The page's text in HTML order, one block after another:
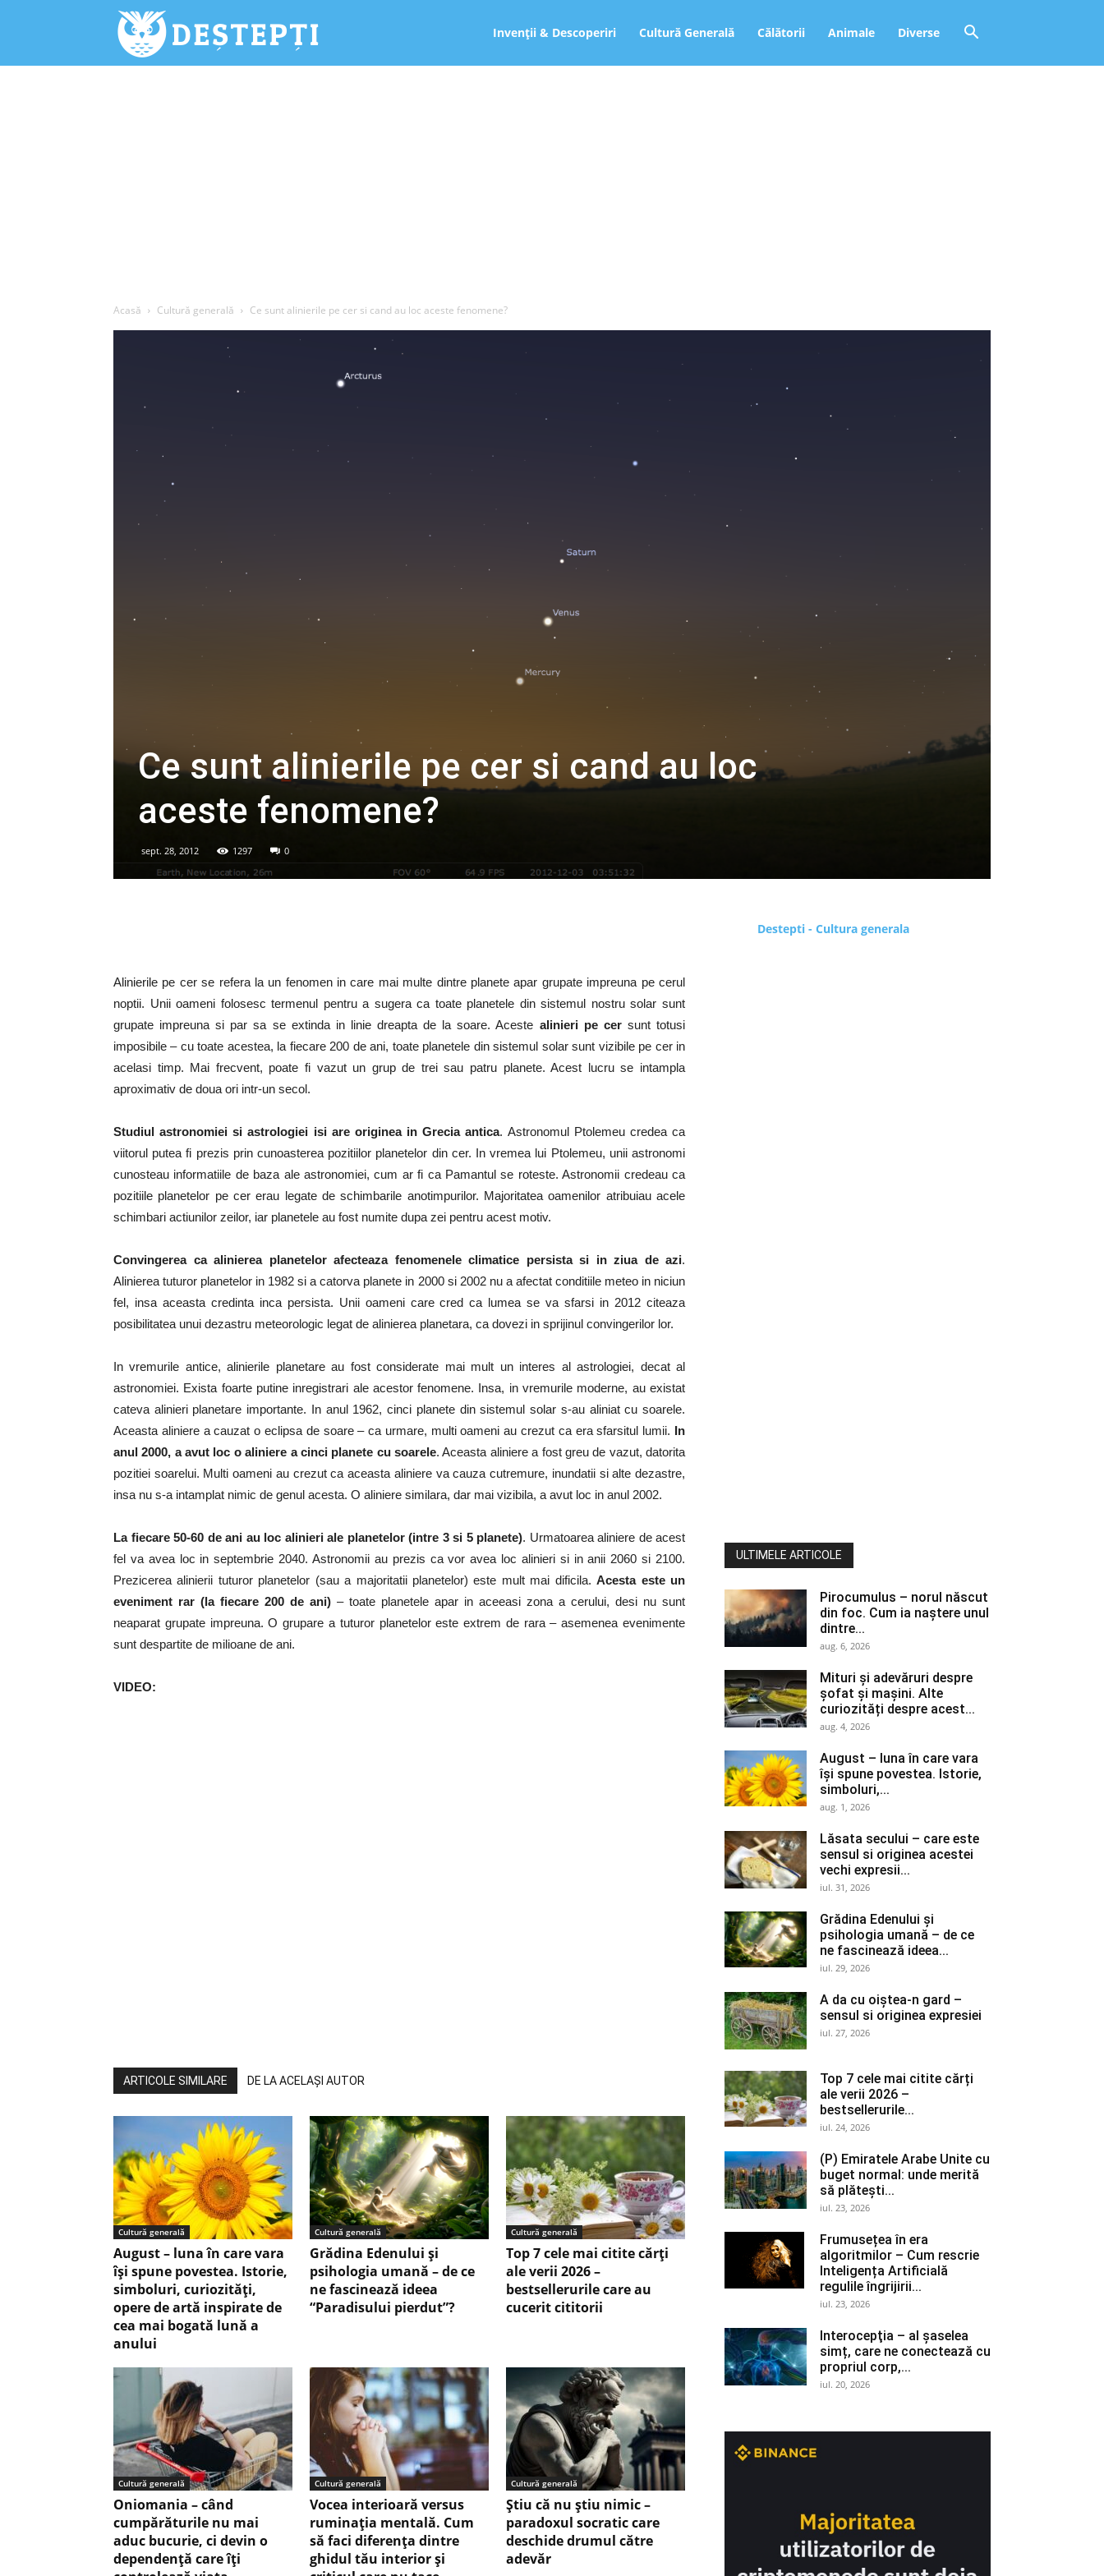
Deștepți.ro Invenții & Descoperiri Cultură Generală Călătorii Animale Diverse
Acasă Cultură generală Ce sunt alinierile pe cer si cand au loc aceste fenomene?
Ce sunt alinierile pe cer si cand au loc
aceste fenomene?
sept. 28, 2012 1297 0
Alinierile pe cer se refera la un fenomen in care mai multe dintre planete apar grupate impreuna pe cerul
noptii. Unii oameni folosesc termenul pentru a sugera ca toate planetele din sistemul nostru solar sunt
grupate impreuna si par sa se extinda in linie dreapta de la soare. Aceste alinieri pe cersunt totusi
imposibile – cu toate acestea, la fiecare 200 de ani, toate planetele din sistemul solar sunt vizibile pe cer in
acelasi timp. Mai frecvent, poate fi vazut un grup de trei sau patru planete. Acest lucru se intampla
aproximativ de doua ori intr-un secol.
Studiul astronomiei si astrologiei isi are originea in Grecia antica. Astronomul Ptolemeu credea ca
viitorul putea fi prezis prin cunoasterea pozitiilor planetelor din cer. In vremea lui Ptolemeu, unii astronomi
cunosteau informatiile de baza ale astronomiei, cum ar fi ca Pamantul se roteste. Astronomii credeau ca
pozitiile planetelor pe cer erau legate de schimbarile anotimpurilor. Majoritatea oamenilor atribuiau acele
schimbari actiunilor zeilor, iar planetele au fost numite dupa zei pentru acest motiv.
Convingerea ca alinierea planetelor afecteaza fenomenele climatice persista si in ziua de azi.
Alinierea tuturor planetelor in 1982 si a catorva planete in 2000 si 2002 nu a afectat conditiile meteo in niciun
fel, insa aceasta credinta inca persista. Unii oameni care cred ca lumea se va sfarsi in 2012 citeaza
posibilitatea unui dezastru meteorologic legat de alinierea planetara, ca dovezi in sprijinul convingerilor lor.
In vremurile antice, alinierile planetare au fost considerate mai mult un interes al astrologiei, decat al
astronomiei. Exista foarte putine inregistrari ale acestor fenomene. Insa, in vremurile moderne, au existat
cateva alinieri planetare importante. In anul 1962, cinci planete din sistemul solar s-au aliniat cu soarele.
Aceasta aliniere a cauzat o eclipsa de soare – ca urmare, multi oameni au crezut ca era sfarsitul lumii. In
anul 2000, a avut loc o aliniere a cinci planete cu soarele. Aceasta aliniere a fost greu de vazut, datorita
pozitiei soarelui. Multi oameni au crezut ca aceasta aliniere va cauza cutremure, inundatii si alte dezastre,
insa nu s-a intamplat nimic de genul acesta. O aliniere similara, dar mai vizibila, a avut loc in anul 2002.
La fiecare 50-60 de ani au loc alinieri ale planetelor (intre 3 si 5 planete). Urmatoarea aliniere de acest
fel va avea loc in septembrie 2040. Astronomii au prezis ca vor avea loc alinieri si in anii 2060 si 2100.
Prezicerea alinierii tuturor planetelor (sau a majoritatii planetelor) este mult mai dificila.Acesta este un
eveniment rar (la fiecare 200 de ani) – toate planetele apar in aceeasi zona a cerului, desi nu sunt
neaparat grupate impreuna. O grupare a tuturor planetelor este extrem de rara – asemenea evenimente
sunt despartite de milioane de ani.
VIDEO:
ARTICOLE SIMILARE DE LA ACELAȘI AUTOR
Cultură generală
August – luna în care vara
își spune povestea. Istorie,
simboluri, curiozități,
opere de artă inspirate de
cea mai bogată lună a
anului
Cultură generală
Grădina Edenului și
psihologia umană – de ce
ne fascinează ideea
“Paradisului pierdut”?
Cultură generală
Top 7 cele mai citite cărți
ale verii 2026 –
bestsellerurile care au
cucerit cititorii
Cultură generală
Oniomania – când
cumpărăturile nu mai
aduc bucurie, ci devin o
dependență care îți
Cultură generală
Vocea interioară versus
ruminaţia mentală. Cum
să faci diferența dintre
ghidul tău interior și
Cultură generală
Ştiu că nu ştiu nimic –
paradoxul socratic care
deschide drumul către
adevăr
Destepti - Cultura generala
ULTIMELE ARTICOLE
Pirocumulus – norul născut
din foc. Cum ia naștere unul
dintre...
aug. 6, 2026
Mituri și adevăruri despre
șofat și mașini. Alte
curiozități despre acest...
aug. 4, 2026
August – luna în care vara
își spune povestea. Istorie,
simboluri,...
aug. 1, 2026
Lăsata secului – care este
sensul si originea acestei
vechi expresii...
iul. 31, 2026
Grădina Edenului și
psihologia umană – de ce
ne fascinează ideea...
iul. 29, 2026
A da cu oiștea-n gard –
sensul si originea expresiei
iul. 27, 2026
Top 7 cele mai citite cărți
ale verii 2026 –
bestsellerurile...
iul. 24, 2026
(P) Emiratele Arabe Unite cu
buget normal: unde merită
să plătești...
iul. 23, 2026
Frumusețea în era
algoritmilor – Cum rescrie
Inteligența Artificială
regulile îngrijirii...
iul. 23, 2026
Interocepţia – al șaselea
simț, care ne conectează cu
propriul corp,...
iul. 20, 2026